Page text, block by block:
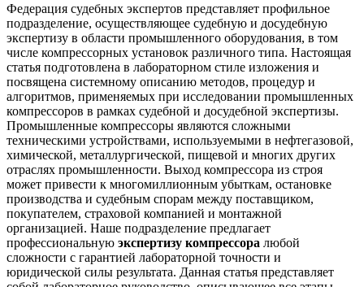
Федерация судебных экспертов представляет профильное
подразделение, осуществляющее судебную и досудебную
экспертизу в области промышленного оборудования, в том
числе компрессорных установок различного типа. Настоящая
статья подготовлена в лабораторном стиле изложения и
посвящена системному описанию методов, процедур и
алгоритмов, применяемых при исследовании промышленных
компрессоров в рамках судебной и досудебной экспертизы.
Промышленные компрессоры являются сложными
техническими устройствами, используемыми в нефтегазовой,
химической, металлургической, пищевой и многих других
отраслях промышленности. Выход компрессора из строя
может привести к многомиллионным убыткам, остановке
производства и судебным спорам между поставщиком,
покупателем, страховой компанией и монтажной
организацией. Наше подразделение предлагает
профессиональную экспертизу компрессора любой
сложности с гарантией лабораторной точности и
юридической силы результата. Данная статья представляет